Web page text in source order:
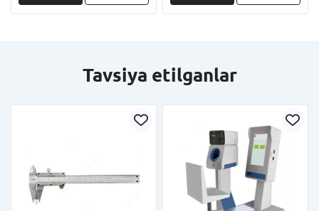
Tavsiya etilganlar